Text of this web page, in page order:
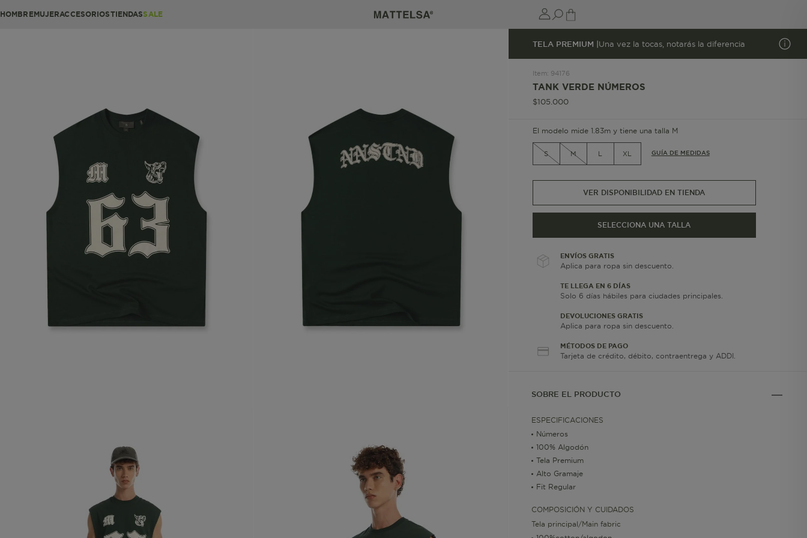
HOMBREMUJERACCESORIOSTIENDASSALE
TELA PREMIUM |Una vez la tocas, notarás la diferencia
Item: 94176
TANK VERDE NÚMEROS
$105 000
El modelo mide 1.83m y tiene una talla M
S M L XL GUÍA DE MEDIDAS
VER DISPONIBILIDAD EN TIENDA
SELECCIONA UNA TALLA
ENVÍOS GRATIS
Aplica para ropa sin descuento.
TE LLEGA EN 6 DÍAS
Solo 6 días hábiles para ciudades principales.
DEVOLUCIONES GRATIS
Aplica para ropa sin descuento.
MÉTODOS DE PAGO
Tarjeta de crédito, débito, contraentrega y ADDI.
SOBRE EL PRODUCTO
ESPECIFICACIONES
Números
100% Algodón
Tela Premium
Alto Gramaje
Fit Regular
COMPOSICIÓN Y CUIDADOS
Tela principal/Main fabric